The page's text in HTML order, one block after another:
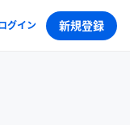
グイン 新規登録